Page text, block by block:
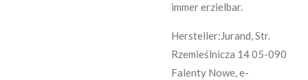
immer erzielbar.
Hersteller:Jurand, Str.
Rzemieślnicza 14 05-090
Falenty Nowe, e-